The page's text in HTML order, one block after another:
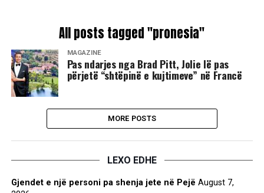
All posts tagged "pronesia"
MAGAZINË
Pas ndarjes nga Brad Pitt, Jolie lë pas
përjetë “shtëpinë e kujtimeve” në Francë
MORE POSTS
LEXO EDHE
Gjendet e një personi pa shenja jete në Pejë August 7,